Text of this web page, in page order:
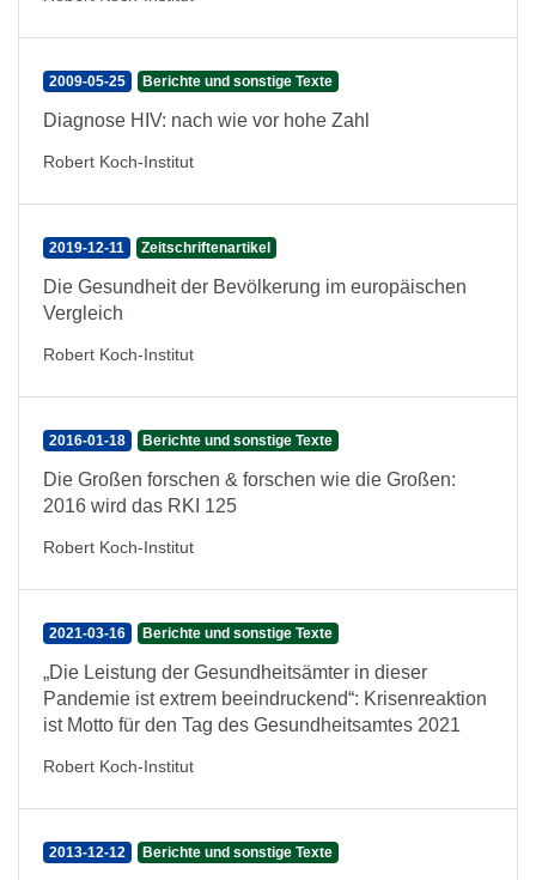
2009-05-25 Berichte und sonstige Texte
Diagnose HIV: nach wie vor hohe Zahl
Robert Koch-Institut
2019-12-11 Zeitschriftenartikel
Die Gesundheit der Bevölkerung im europäischen
Vergleich
Robert Koch-Institut
2016-01-18 Berichte und sonstige Texte
Die Großen forschen & forschen wie die Großen:
2016 wird das RKI 125
Robert Koch-Institut
2021-03-16 Berichte und sonstige Texte
„Die Leistung der Gesundheitsämter in dieser
Pandemie ist extrem beeindruckend“: Krisenreaktion
ist Motto für den Tag des Gesundheitsamtes 2021
Robert Koch-Institut
2013-12-12 Berichte und sonstige Texte